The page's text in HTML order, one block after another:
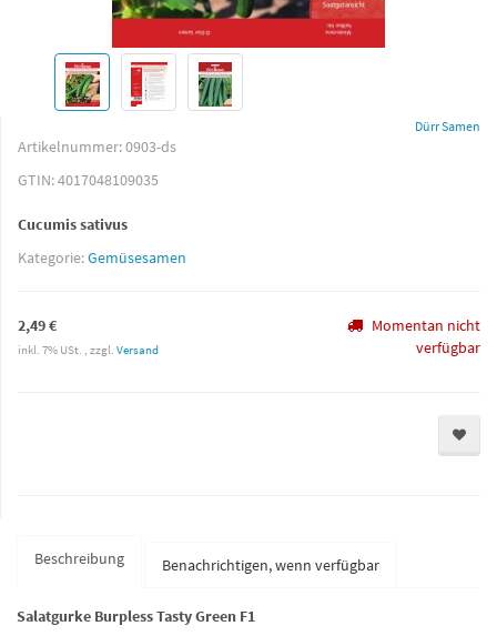
Dürr Samen
Artikelnummer:0903-ds
GTIN:4017048109035
Cucumis sativus
Kategorie:Gemüsesamen
2,49 €
inkl. 7% USt. , zzgl. Versand
Momentan nicht
verfügbar
Beschreibung Benachrichtigen, wenn verfügbar
Salatgurke Burpless Tasty Green F1